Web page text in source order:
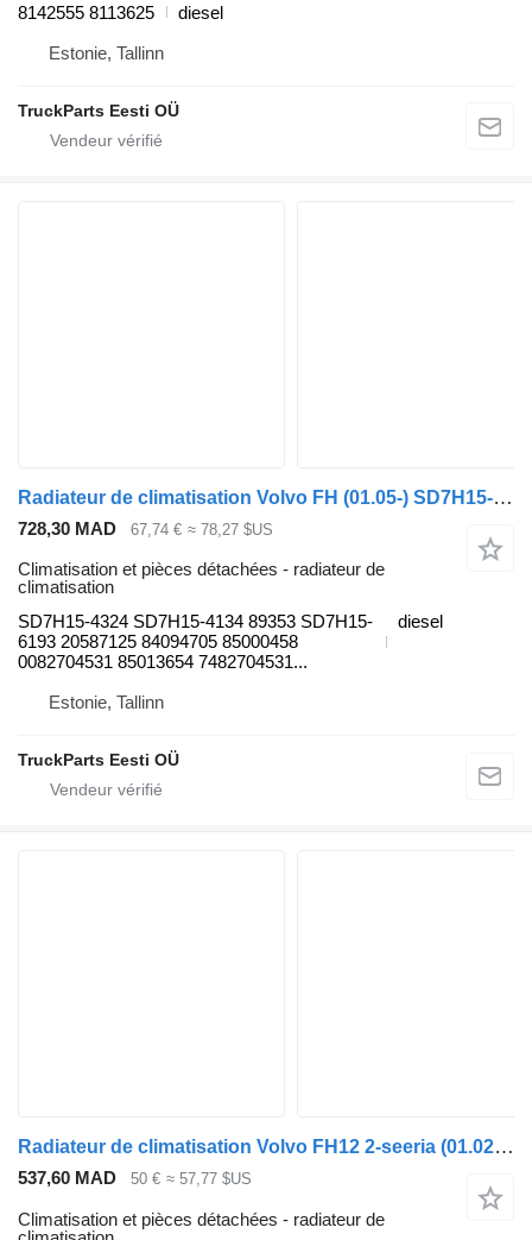
8142555 8113625
diesel
Estonie, Tallinn
TruckParts Eesti OÜ
Radiateur de climatisation Volvo FH (01.05-) SD7H15-4324 pour tracteur routier Volvo FH12, FH16, NH12, FH, VNL780 (1993-2014)
728,30 MAD 67,74 € ≈ 78,27 $US
Climatisation et pièces détachées - radiateur de
climatisation
SD7H15-4324 SD7H15-4134 89353 SD7H15-
6193 20587125 84094705 85000458
0082704531 85013654 7482704531...
diesel
Estonie, Tallinn
TruckParts Eesti OÜ
Radiateur de climatisation Volvo FH12 2-seeria (01.02-) 20554614 pour tracteur routier Volvo FH12, FH16, NH12, FH, VNL780 (1993-2014)
537,60 MAD 50 € ≈ 57,77 $US
Climatisation et pièces détachées - radiateur de